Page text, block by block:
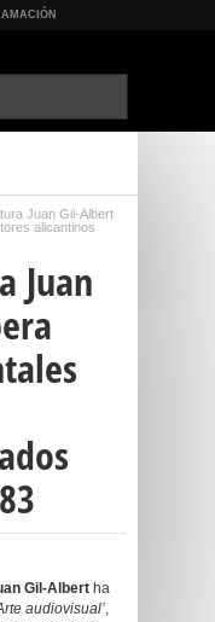
Juan Gil-Albert
alicantinos
Juan
Gil-Albert ha
audiovisual’,